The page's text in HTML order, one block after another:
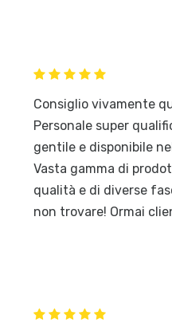
Consiglio vivamente
Personale super
gentile e disponibile
Vasta gamma di
qualità e di diverse
non trovare! Ormai